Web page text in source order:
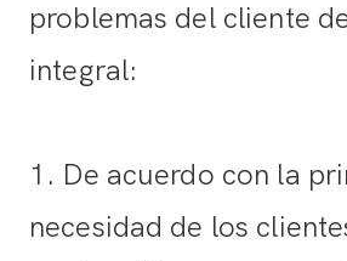
problemas del cliente
integral:
1. De acuerdo con la
necesidad de los